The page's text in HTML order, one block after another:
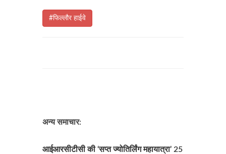
#फिल्लौर हाईवे
अन्य समाचार:
आईआरसीटीसी की ‘सप्त ज्योतिर्लिंग महायात्रा’ 25